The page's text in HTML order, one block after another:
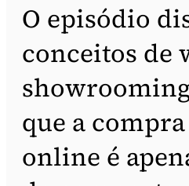
O episódio
conceitos de
que a
online é